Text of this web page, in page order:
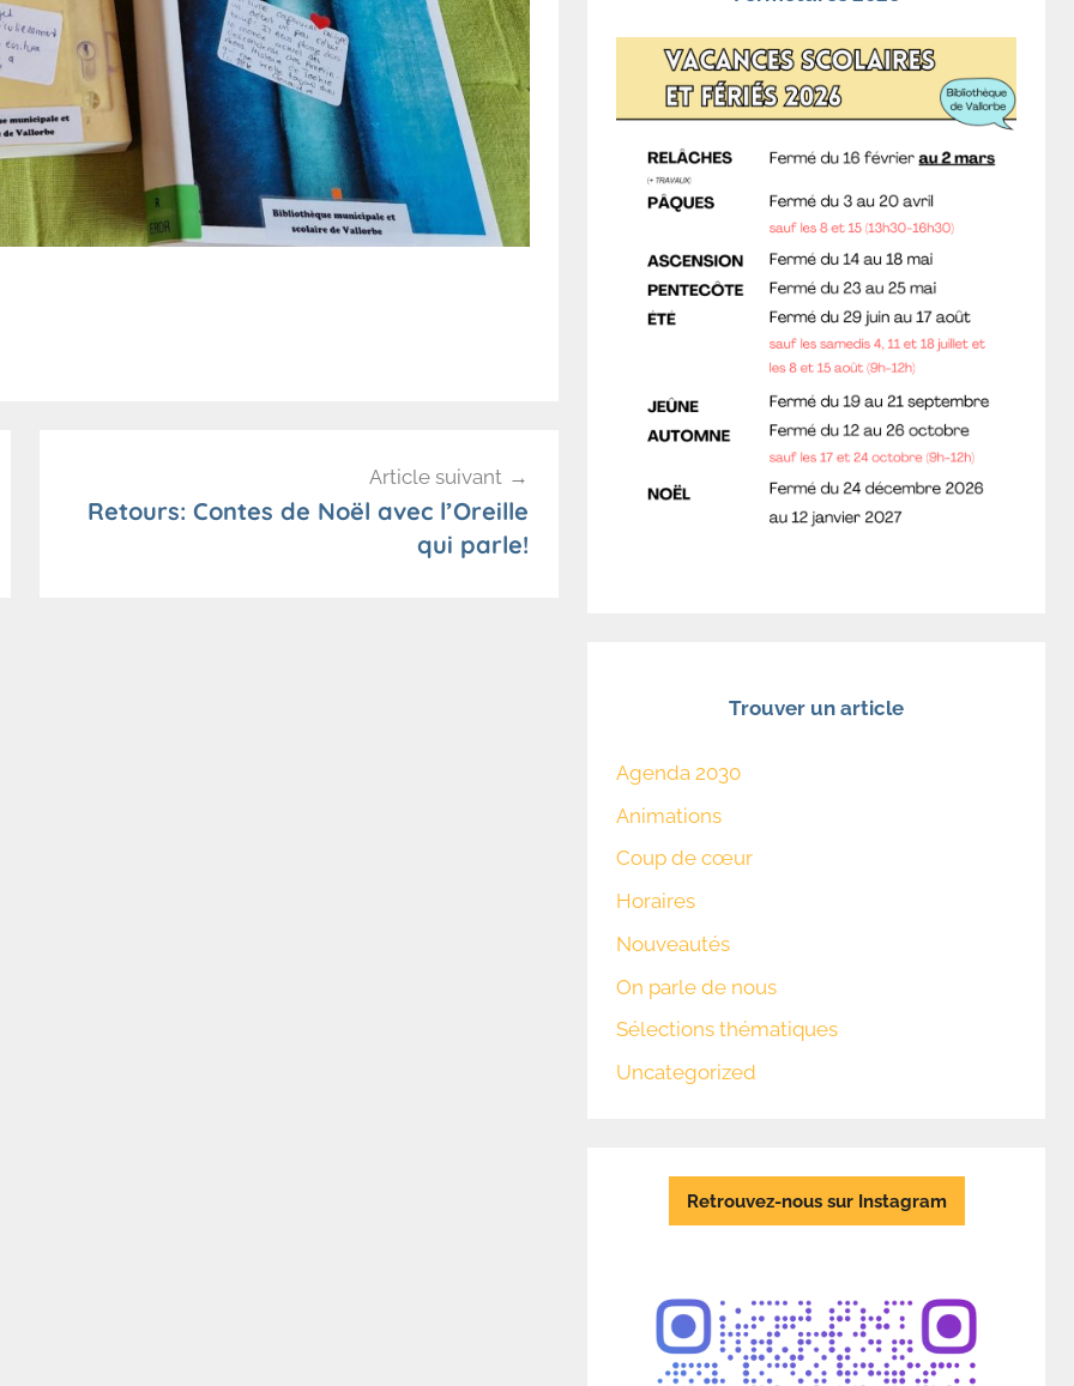
Article suivant
Retours: Contes de Noël avec l’Oreille
qui parle!
Trouver un article
Agenda 2030
Animations
Coup de cœur
Horaires
Nouveautés
On parle de nous
Sélections thématiques
Uncategorized
Retrouvez-nous sur Instagram